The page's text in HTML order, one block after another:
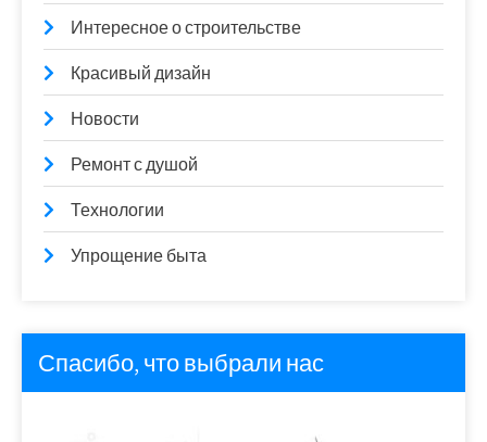
Интересное о строительстве
Красивый дизайн
Новости
Ремонт с душой
Технологии
Упрощение быта
Спасибо, что выбрали нас